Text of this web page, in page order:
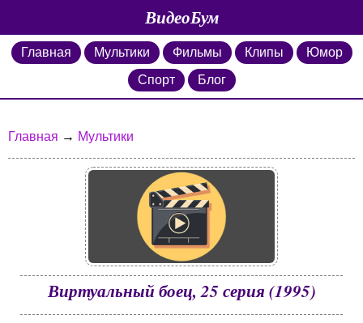
ВидеоБум
Главная Мультики Фильмы Клипы
Юмор
Спорт
Блог
Главная → Мультики
Виртуальный боец, 25 серия (1995)